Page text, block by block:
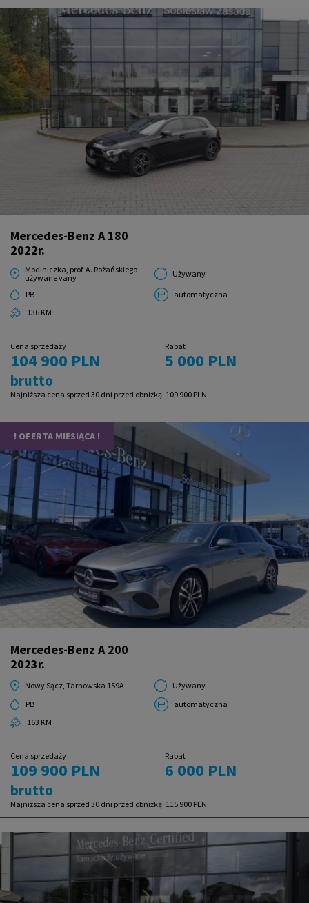
Mercedes-Benz A 180
2022r.
Modlniczka, prof. A. Rożańskiego -
używane vany
Używany
PB
automatyczna
136 KM
Cena sprzedaży
104 900 PLN
brutto
Rabat
5 000 PLN
Najniższa cena sprzed 30 dni przed obniżką: 109 900 PLN
! OFERTA MIESIĄCA !
Mercedes-Benz A 200
2023r.
Nowy Sącz, Tarnowska 159A
Używany
PB
automatyczna
163 KM
Cena sprzedaży
109 900 PLN
brutto
Rabat
6 000 PLN
Najniższa cena sprzed 30 dni przed obniżką: 115 900 PLN